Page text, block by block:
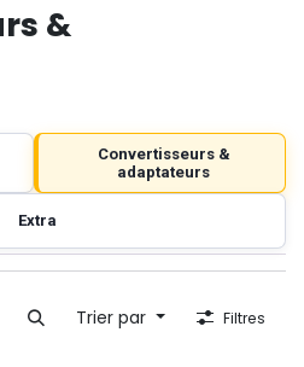
&
Convertisseurs &
adaptateurs
Extra
Trier par Filtres